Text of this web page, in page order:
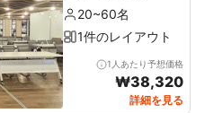
ーム20~60名
1件のレイアウト
1人あたり予想価格
₩38,320
詳細を見る